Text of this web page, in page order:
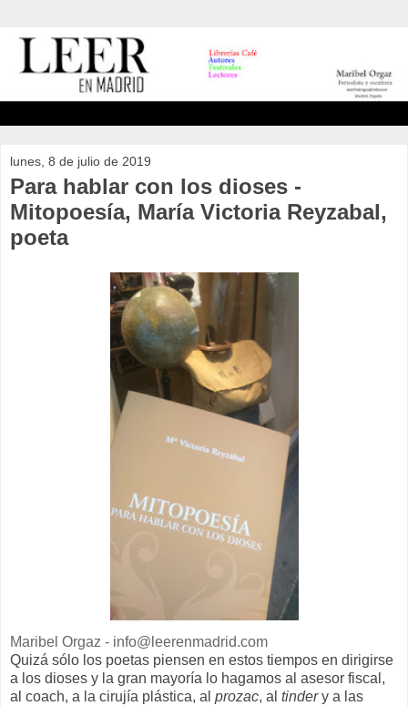
lunes, 8 de julio de 2019
Para hablar con los dioses -
Mitopoesía, María Victoria Reyzabal,
poeta
Maribel Orgaz - info@leerenmadrid.com
Quizá sólo los poetas piensen en estos tiempos en dirigirse
a los dioses y la gran mayoría lo hagamos al asesor fiscal,
al coach, a la cirujía plástica, al prozac, al tindery a las